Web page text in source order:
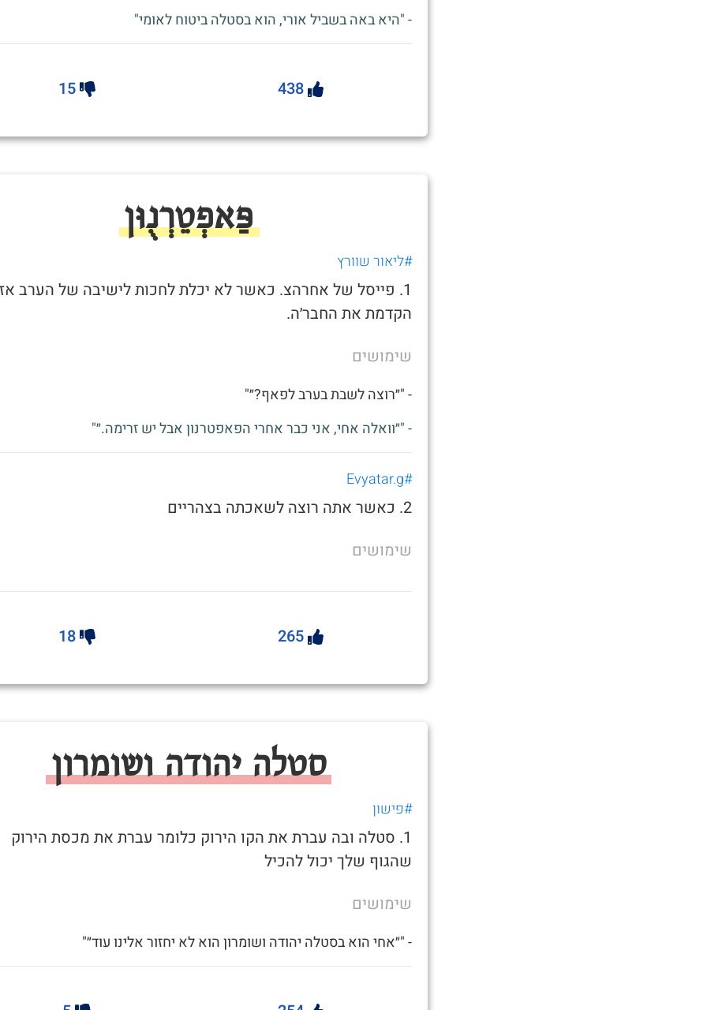
- "היא באה בשביל אורי, הוא בסטלה ביטוח לאומי"
438
15
פַּאפְטֵרְנֻוּן
#ליאור שוורץ
1. פייסל של אחרהצ. כאשר לא יכלת לחכות לישיבה של הערב אז
הקדמת את החבר׳ה.
שימושים
- "״רוצה לשבת בערב לפאף?״"
- "״וואלה אחי, אני כבר אחרי הפאפטרנון אבל יש זרימה.״"
#Evyatar.g
2. כאשר אתה רוצה לשאכתה בצהריים
שימושים
265
18
סטלה יהודה ושומרון
#פישון
1. סטלה ובה עברת את הקו הירוק כלומר עברת את מכסת הירוק
שהגוף שלך יכול להכיל
שימושים
- "״אחי הוא בסטלה יהודה ושומרון הוא לא יחזור אלינו עוד״"